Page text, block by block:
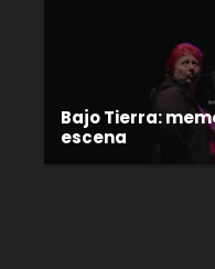
Bajo Tierra:
escena